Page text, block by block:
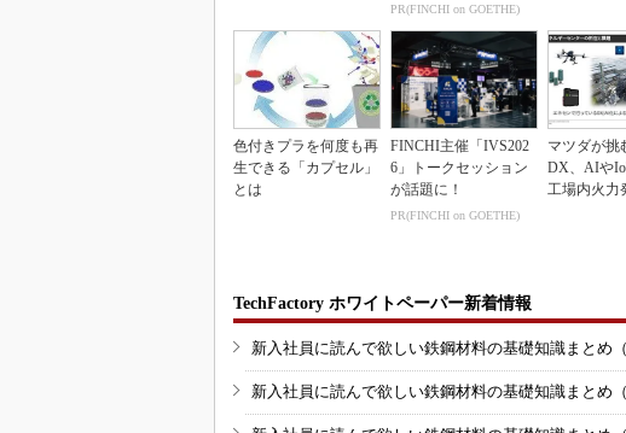
PR(FINCHI on GOETHE)
色付きプラを何度も再
生できる「カプセル」
とは
FINCHI主催「IVS202
6」トークセッション
が話題に！
PR(FINCHI on GOETHE)
マツダが挑
DX、AIや
工場内火力
TechFactory ホワイトペーパー新着情報
新入社員に読んで欲しい鉄鋼材料の基礎知識まとめ（
新入社員に読んで欲しい鉄鋼材料の基礎知識まとめ（